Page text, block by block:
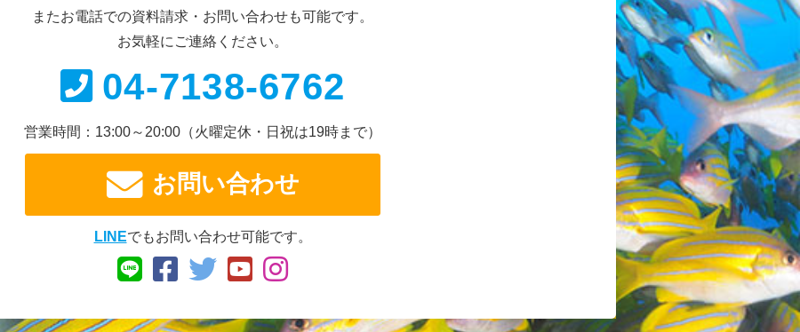
またお電話での資料請求・ お問い合わせも可能です。
お気軽にご連絡ください。
04-7138-6762
営業時間：13:00～20:00 （火曜定休・日祝は19時まで）
お問い合わせ
LINEでもお問い合わせ可能です。